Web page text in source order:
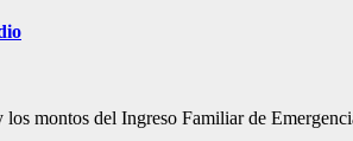
montos del Ingreso Familiar de